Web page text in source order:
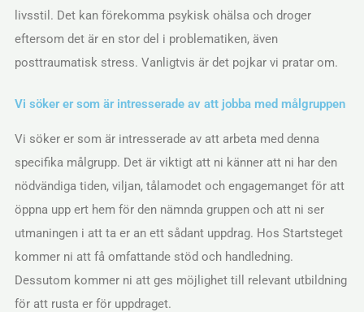
livsstil. Det kan förekomma psykisk ohälsa och droger
eftersom det är en stor del i problematiken, även
posttraumatisk stress. Vanligtvis är det pojkar vi pratar om.
Vi söker er som är intresserade av att jobba med målgruppen
Vi söker er som är intresserade av att arbeta med denna
specifika målgrupp. Det är viktigt att ni känner att ni har den
nödvändiga tiden, viljan, tålamodet och engagemanget för att
öppna upp ert hem för den nämnda gruppen och att ni ser
utmaningen i att ta er an ett sådant uppdrag. Hos Startsteget
kommer ni att få omfattande stöd och handledning.
Dessutom kommer ni att ges möjlighet till relevant utbildning
för att rusta er för uppdraget.